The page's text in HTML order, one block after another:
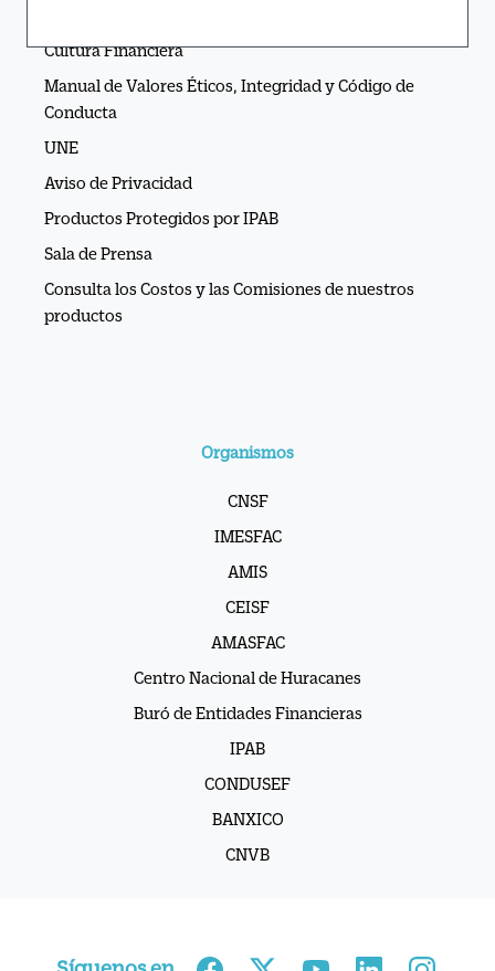
Cultura Financiera
Manual de Valores Éticos, Integridad y Código de
Conducta
UNE
Aviso de Privacidad
Productos Protegidos por IPAB
Sala de Prensa
Consulta los Costos y las Comisiones de nuestros
productos
Organismos
CNSF
IMESFAC
AMIS
CEISF
AMASFAC
Centro Nacional de Huracanes
Buró de Entidades Financieras
IPAB
CONDUSEF
BANXICO
CNVB